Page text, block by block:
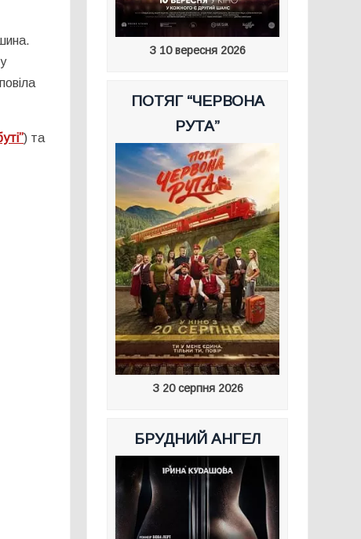
) та
З 10 вересня 2026
ПОТЯГ “ЧЕРВОНА
РУТА”
З 20 серпня 2026
БРУДНИЙ АНГЕЛ